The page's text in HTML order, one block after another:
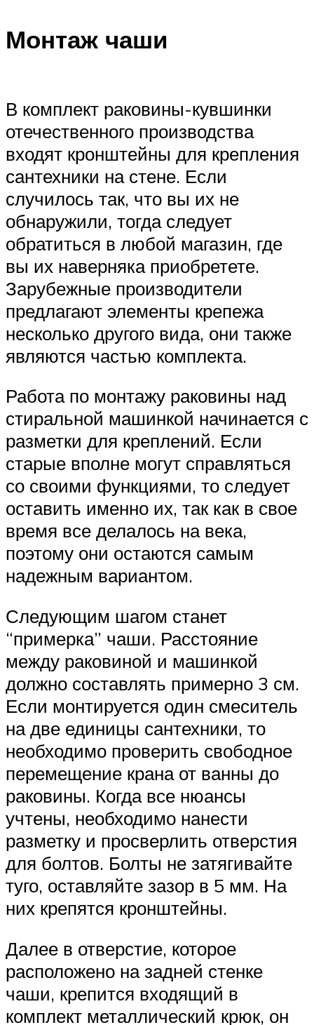
Монтаж чаши
В комплект раковины-кувшинки
отечественного производства
входят кронштейны для крепления
сантехники на стене. Если
случилось так, что вы их не
обнаружили, тогда следует
обратиться в любой магазин, где
вы их наверняка приобретете.
Зарубежные производители
предлагают элементы крепежа
несколько другого вида, они также
являются частью комплекта.
Работа по монтажу раковины над
стиральной машинкой начинается с
разметки для креплений. Если
старые вполне могут справляться
со своими функциями, то следует
оставить именно их, так как в свое
время все делалось на века,
поэтому они остаются самым
надежным вариантом.
Следующим шагом станет
“примерка” чаши. Расстояние
между раковиной и машинкой
должно составлять примерно 3 см.
Если монтируется один смеситель
на две единицы сантехники, то
необходимо проверить свободное
перемещение крана от ванны до
раковины. Когда все нюансы
учтены, необходимо нанести
разметку и просверлить отверстия
для болтов. Болты не затягивайте
туго, оставляйте зазор в 5 мм. На
них крепятся кронштейны.
Далее в отверстие, которое
расположено на задней стенке
чаши, крепится входящий в
комплект металлический крюк, он